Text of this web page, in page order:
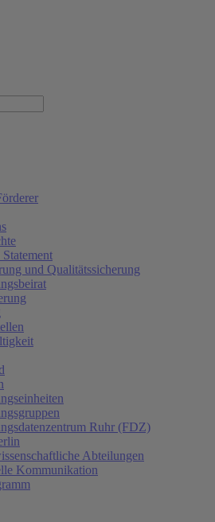
und Qualitätssicherung
Ruhr (FDZ)
Abteilungen
Kommunikation